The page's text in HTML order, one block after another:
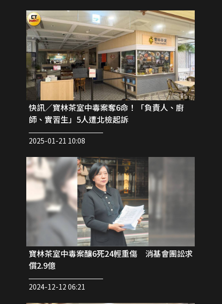
快訊／寶林茶室中毒案奪6命！「負責人、廚
師、實習生」5人遭北檢起訴
2025-01-21 10:08
寶林茶室中毒案釀6死24輕重傷 消基會團訟求
償2.9億
2024-12-12 06:21